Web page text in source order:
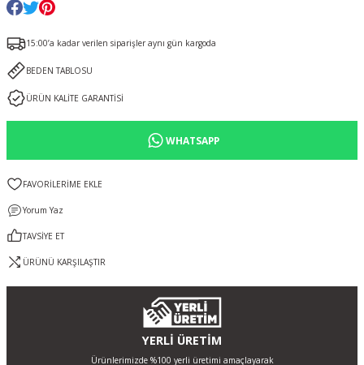
15:00’a kadar verilen siparişler aynı gün kargoda
BEDEN TABLOSU
ÜRÜN KALİTE GARANTİSİ
WHATSAPP
Yorum Yaz
TAVSİYE ET
ÜRÜNÜ KARŞILAŞTIR
YERLİ ÜRETİM
Ürünlerimizde %100 yerli üretimi amaçlayarak